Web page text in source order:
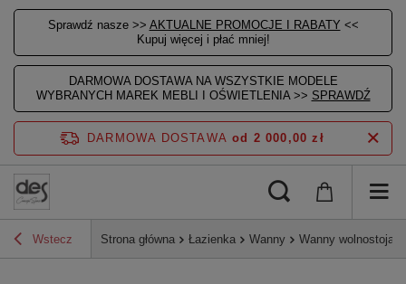
Sprawdź nasze >> AKTUALNE PROMOCJE I RABATY <<
Kupuj więcej i płać mniej!
DARMOWA DOSTAWA NA WSZYSTKIE MODELE
WYBRANYCH MAREK MEBLI I OŚWIETLENIA >> SPRAWDŹ
DARMOWA DOSTAWA od 2 000,00 zł
Wstecz Strona główna Łazienka Wanny Wanny